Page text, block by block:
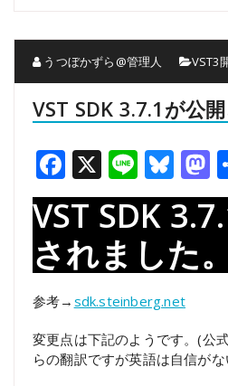
うつぼかずら@管理人 VST3
VST SDK 3.7.1が公
Facebook
X Line
VST SDK
されました。
参考→ sdk.steinberg.net
変更点は下記のようです。(公
らの翻訳ですが英語は自信が